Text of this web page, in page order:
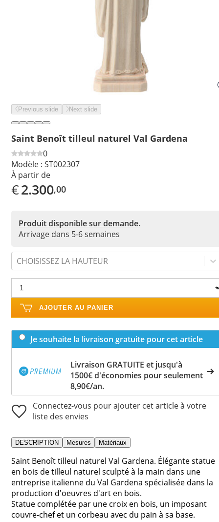
Previous slide Next slide
Saint Benoît tilleul naturel Val Gardena
0
Modèle : ST002307
À partir de
€2.300,00
Produit disponible sur demande.
Arrivage dans 5-6 semaines
CHOISISSEZ LA HAUTEUR
AJOUTER AU PANIER
Je souhaite la livraison gratuite pour cet article
Livraison GRATUITE et jusqu'à
1500€ d'économies pour seulement
8,90€/an.
Connectez-vous pour ajouter cet article à votre
liste des envies
DESCRIPTION Mesures Matériaux
Saint Benoît tilleul naturel Val Gardena. Élégante statue
en bois de tilleul naturel sculpté à la main dans une
entreprise italienne du Val Gardena spécialisée dans la
production d'oeuvres d'art en bois.
Statue complétée par une croix en bois, un imposant
couvre-chef et un corbeau avec du pain à sa base.